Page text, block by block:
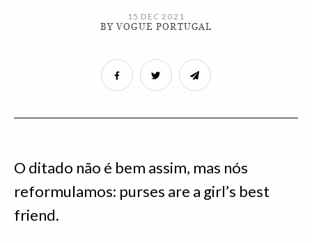
15 DEC 2021
BY VOGUE PORTUGAL
O ditado não é bem assim, mas nós
reformulamos: purses are a girl’s best
friend.